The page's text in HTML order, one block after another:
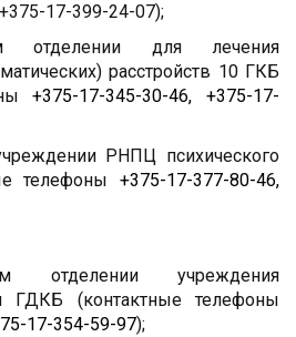
17-399-24-07);
отделении для лечения
расстройств 10 ГКБ
+375-17-345-30-46, +375-17-
РНПЦ психического
телефоны +375-17-377-80-46,
отделении учреждения
ГДКБ (контактные телефоны
17-354-59-97);